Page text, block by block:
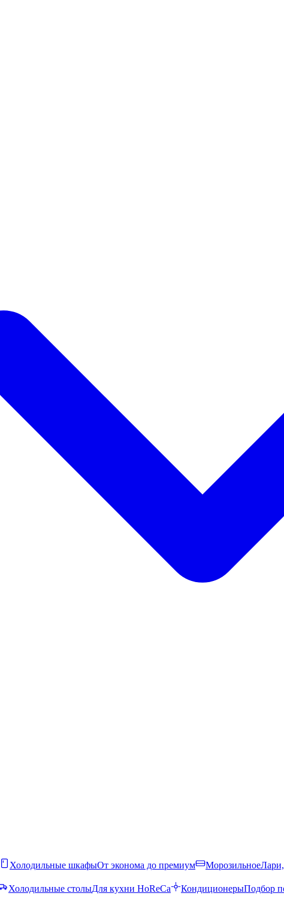
Холодильные шкафыОт эконома до премиум Морозильное
Холодильные столыДля кухни HoReCa КондиционерыПодбор